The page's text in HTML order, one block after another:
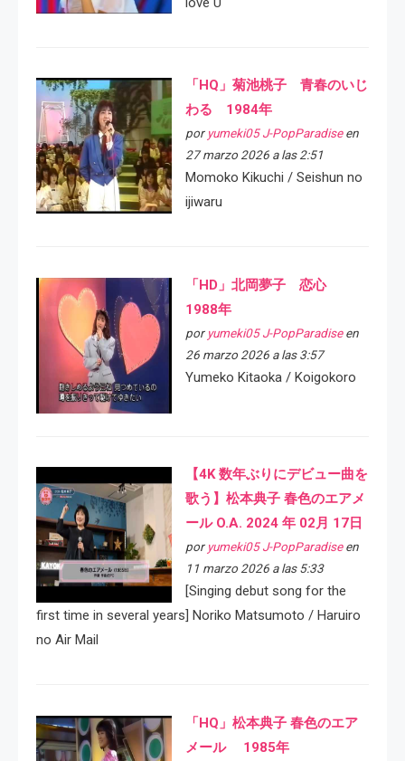
「HQ」菊池桃子 青春のいじ
わる 1984年
por yumeki05 J-PopParadiseen
27 marzo 2026 a las 2:51
Momoko Kikuchi / Seishun no
ijiwaru
「HD」北岡夢子 恋心
1988年
por yumeki05 J-PopParadiseen
26 marzo 2026 a las 3:57
Yumeko Kitaoka / Koigokoro
【4K 数年ぶりにデビュー曲を
歌う】松本典子 春色のエアメ
ール O.A. 2024 年 02月 17日
por yumeki05 J-PopParadiseen
11 marzo 2026 a las 5:33
[Singing debut song for the
first time in several years] Noriko Matsumoto / Haruiro
no Air Mail
「HQ」松本典子 春色のエア
メール 1985年